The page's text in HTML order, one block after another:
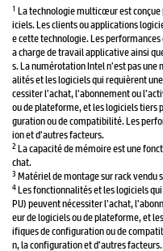
1 La technologie multicœur est
iciels. Les clients ou applications
e cette technologie. Les
a charge de travail applicative ainsi
s. La numérotation Intel n’est pas
alités et les logiciels qui requièrent
cessiter l’achat, l’abonnement ou
ou de plateforme, et les logiciels tiers
guration ou de compatibilité. Les
ion et d’autres facteurs.
2La capacité de mémoire est une
chat.
3 Matériel de montage sur rack vendu
4Les fonctionnalités et les logiciels
PU) peuvent nécessiter l’achat,
eur de logiciels ou de plateforme, et
ifiques de configuration ou de
n, la configuration et d’autres facteurs.